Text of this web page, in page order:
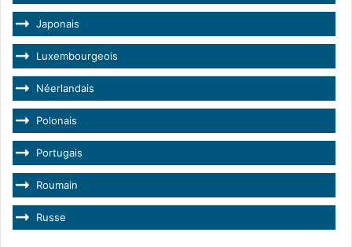
Japonais
Luxembourgeois
Néerlandais
Polonais
Portugais
Roumain
Russe